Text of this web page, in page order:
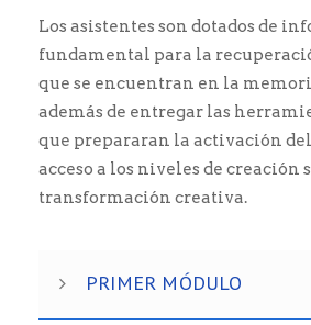
Los asistentes son dotados de
fundamental para la
que se encuentran en la
además de entregar las
que prepararan la activación
acceso a los niveles de creación
transformación creativa.
PRIMER MÓDULO